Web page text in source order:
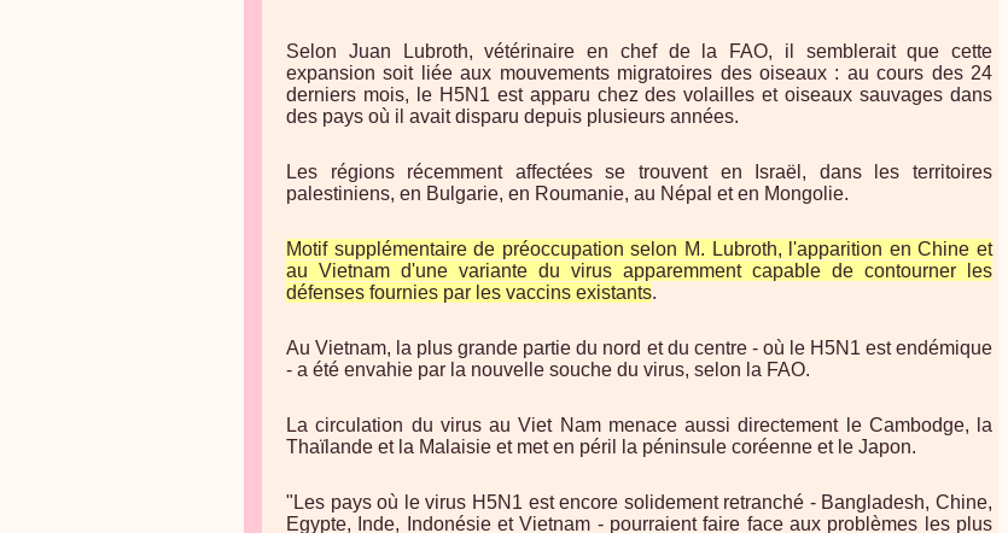
Selon Juan Lubroth, vétérinaire en chef de la FAO, il semblerait que cette
expansion soit liée aux mouvements migratoires des oiseaux : au cours des 24
derniers mois, le H5N1 est apparu chez des volailles et oiseaux sauvages dans
des pays où il avait disparu depuis plusieurs années.
Les régions récemment affectées se trouvent en Israël, dans les territoires
palestiniens, en Bulgarie, en Roumanie, au Népal et en Mongolie.
Motif supplémentaire de préoccupation selon M. Lubroth, l'apparition en Chine et
au Vietnam d'une variante du virus apparemment capable de contourner les
défenses fournies par les vaccins existants.
Au Vietnam, la plus grande partie du nord et du centre - où le H5N1 est endémique
- a été envahie par la nouvelle souche du virus, selon la FAO.
La circulation du virus au Viet Nam menace aussi directement le Cambodge, la
Thaïlande et la Malaisie et met en péril la péninsule coréenne et le Japon.
"Les pays où le virus H5N1 est encore solidement retranché - Bangladesh, Chine,
Egypte, Inde, Indonésie et Vietnam - pourraient faire face aux problèmes les plus